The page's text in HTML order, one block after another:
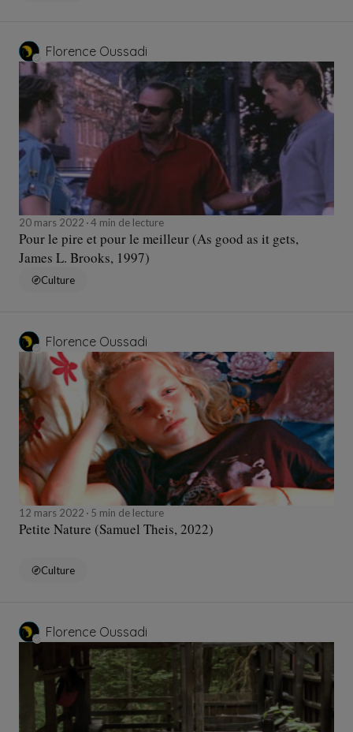
Florence Oussadi
20 mars 2022 4 min de lecture
Pour le pire et pour le meilleur (As good as it gets,
James L. Brooks, 1997)
Culture
Florence Oussadi
12 mars 2022 5 min de lecture
Petite Nature (Samuel Theis, 2022)
Culture
Florence Oussadi